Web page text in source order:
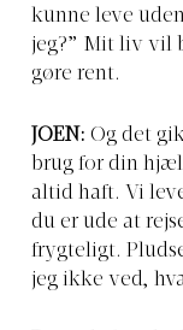
kunne leve
jeg?” Mit liv vil
gøre rent.
JOEN: Og det
brug for din
altid haft. Vi
du er ude at
frygteligt.
jeg ikke ved,